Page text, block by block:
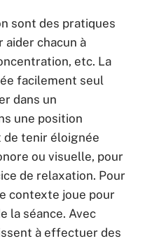
sont des pratiques
chacun à
etc. La
facilement seul
dans un
une position
de tenir éloignée
ou visuelle, pour
de relaxation. Pour
contexte joue pour
la séance. Avec
à effectuer des